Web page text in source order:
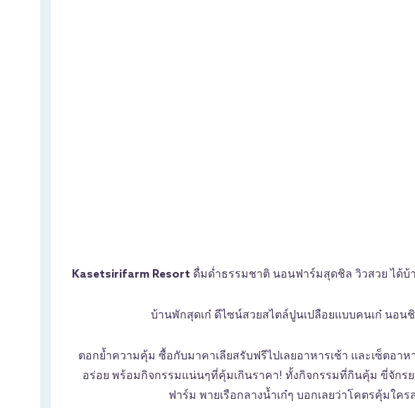
Kasetsirifarm Resort ดื่มด่ำธรรมชาติ นอนฟาร์มสุดชิล วิวสวย ได้บ้
บ้านพักสุดเก๋ ดีไซน์สวยสไตล์ปูนเปลือยแบบคนเก๋ นอน
ตอกย้ำความคุ้ม ซื้อกับมาคาเลียสรับฟรีไปเลยอาหารเช้า และเซ็ตอาห
อร่อย พร้อมกิจกรรมแน่นๆที่คุ้มเกินราคา! ทั้งกิจกรรมที่กินคุ้ม ขี่จักร
ฟาร์ม พายเรือกลางน้ำเก๋ๆ บอกเลยว่าโคตรคุ้มใคร